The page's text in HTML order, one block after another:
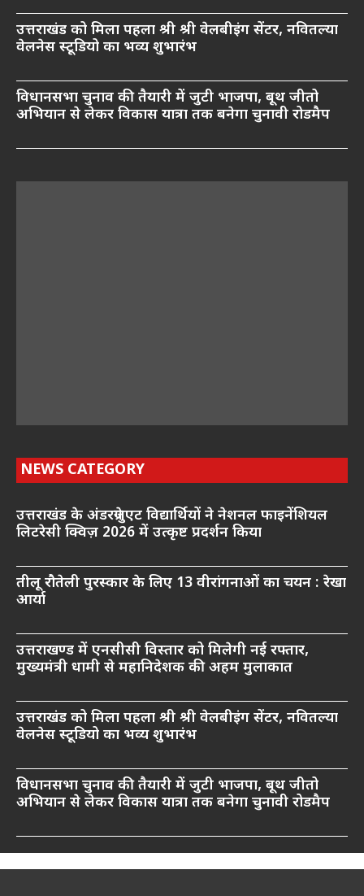
उत्तराखंड को मिला पहला श्री श्री वेलबीइंग सेंटर, नवितल्या
वेलनेस स्टूडियो का भव्य शुभारंभ
विधानसभा चुनाव की तैयारी में जुटी भाजपा, बूथ जीतो
अभियान से लेकर विकास यात्रा तक बनेगा चुनावी रोडमैप
NEWS CATEGORY
उत्तराखंड के अंडरग्रेजुएट विद्यार्थियों ने नेशनल फाइनेंशियल
लिटरेसी क्विज़ 2026 में उत्कृष्ट प्रदर्शन किया
तीलू रौतेली पुरस्कार के लिए 13 वीरांगनाओं का चयन : रेखा
आर्या
उत्तराखण्ड में एनसीसी विस्तार को मिलेगी नई रफ्तार,
मुख्यमंत्री धामी से महानिदेशक की अहम मुलाकात
उत्तराखंड को मिला पहला श्री श्री वेलबीइंग सेंटर, नवितल्या
वेलनेस स्टूडियो का भव्य शुभारंभ
विधानसभा चुनाव की तैयारी में जुटी भाजपा, बूथ जीतो
अभियान से लेकर विकास यात्रा तक बनेगा चुनावी रोडमैप